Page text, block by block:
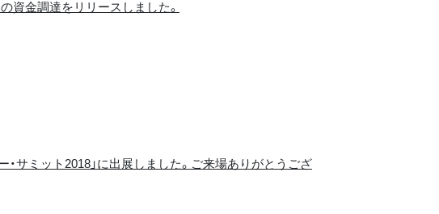
資金調達をリリースしました。
サミット2018」に出展しました。ご来場ありがとうござ